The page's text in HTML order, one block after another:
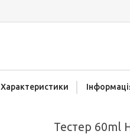
Характеристики
Тестер 60ml